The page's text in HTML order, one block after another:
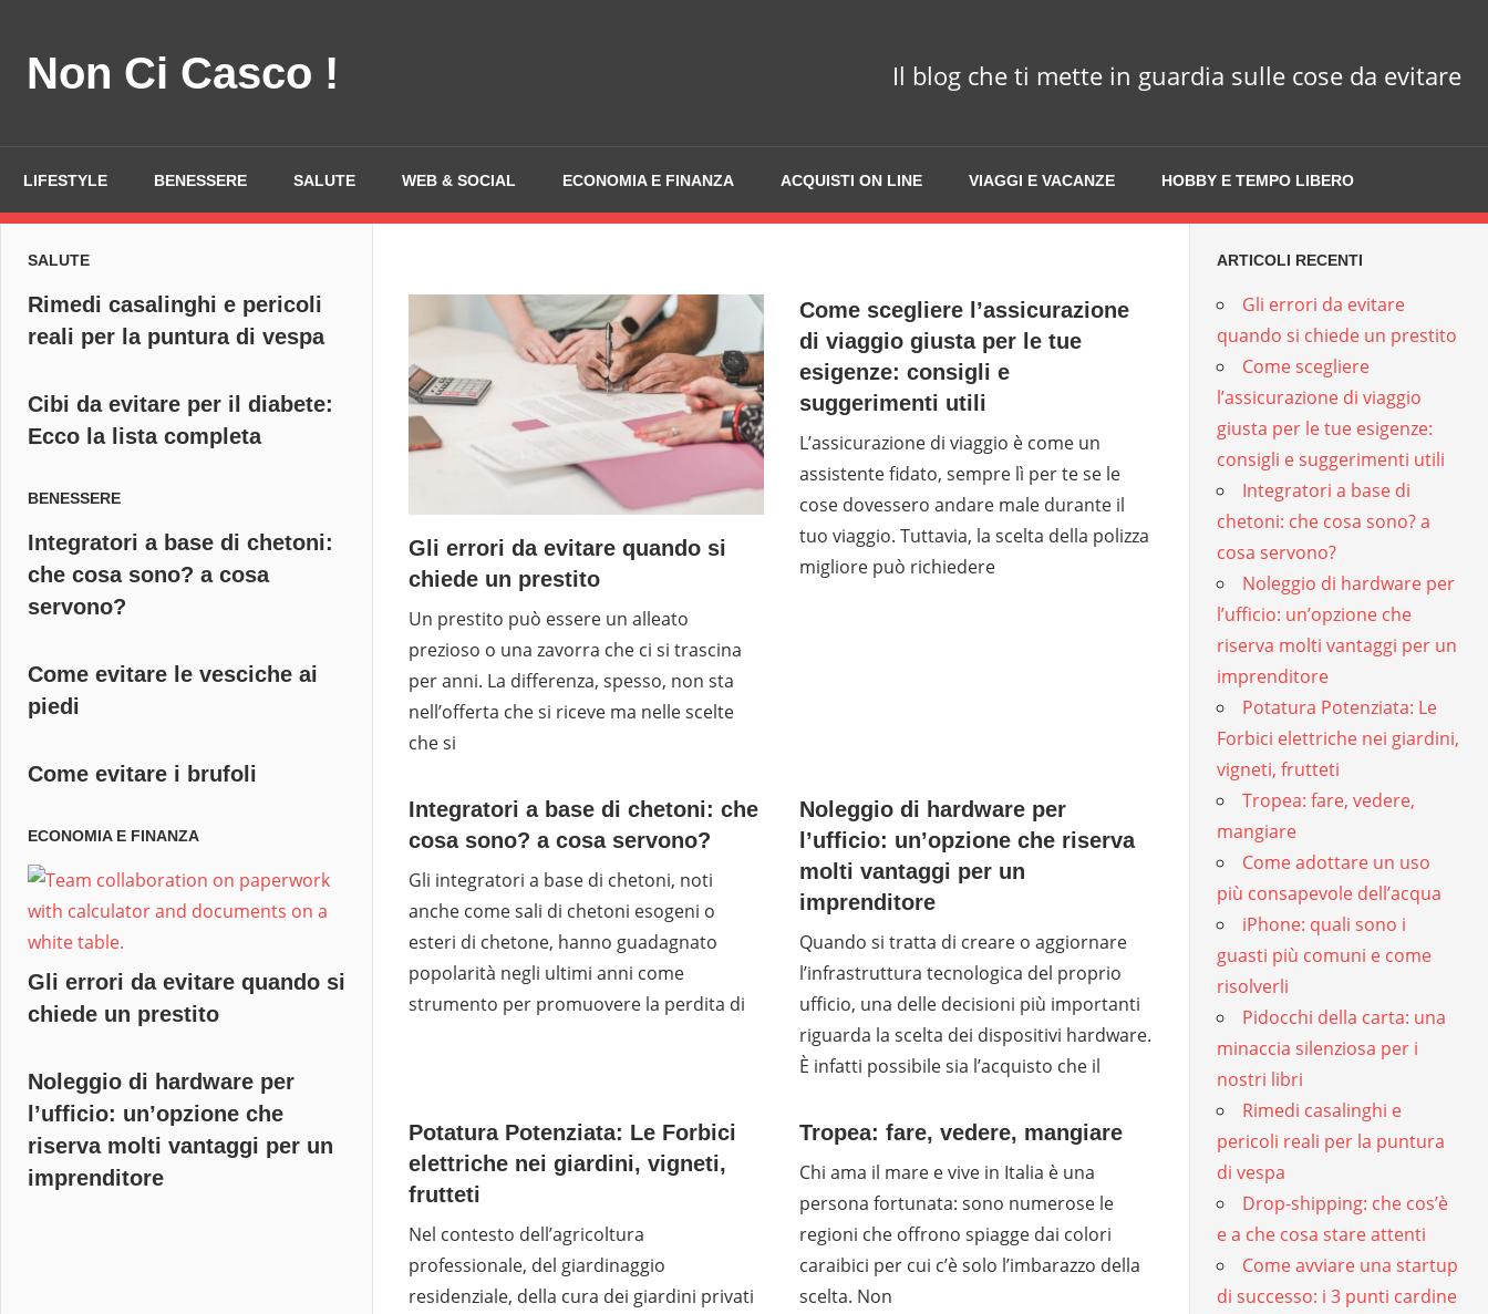
contentNon Ci Casco ! Il blog che ti mette in guardia sulle cose da evitare
LIFESTYLE BENESSERE SALUTE WEB & SOCIAL ECONOMIA E FINANZA ACQUISTI ON LINE VIAGGI E VACANZE HOBBY E TEMPO LIBERO
Gli errori da evitare quando si
chiede un prestito
Un prestito può essere un alleato
prezioso o una zavorra che ci si trascina
per anni. La differenza, spesso, non sta
nell’offerta che si riceve ma nelle scelte
che si
Come scegliere l’assicurazione
di viaggio giusta per le tue
esigenze: consigli e
suggerimenti utili
L’assicurazione di viaggio è come un
assistente fidato, sempre lì per te se le
cose dovessero andare male durante il
tuo viaggio. Tuttavia, la scelta della polizza
migliore può richiedere
Integratori a base di chetoni: che
cosa sono? a cosa servono?
Gli integratori a base di chetoni, noti
anche come sali di chetoni esogeni o
esteri di chetone, hanno guadagnato
popolarità negli ultimi anni come
strumento per promuovere la perdita di
Noleggio di hardware per
l’ufficio: un’opzione che riserva
molti vantaggi per un
imprenditore
Quando si tratta di creare o aggiornare
l’infrastruttura tecnologica del proprio
ufficio, una delle decisioni più importanti
riguarda la scelta dei dispositivi hardware.
È infatti possibile sia l’acquisto che il
Potatura Potenziata: Le Forbici
elettriche nei giardini, vigneti,
frutteti
Nel contesto dell’agricoltura
professionale, del giardinaggio
residenziale, della cura dei giardini privati
Tropea: fare, vedere, mangiare
Chi ama il mare e vive in Italia è una
persona fortunata: sono numerose le
regioni che offrono spiagge dai colori
caraibici per cui c’è solo l’imbarazzo della
scelta. Non
SALUTE
Rimedi casalinghi e pericoli
reali per la puntura di vespa
Cibi da evitare per il diabete:
Ecco la lista completa
BENESSERE
Integratori a base di chetoni:
che cosa sono? a cosa
servono?
Come evitare le vesciche ai
piedi
Come evitare i brufoli
ECONOMIA E FINANZA
Gli errori da evitare quando si
chiede un prestito
Noleggio di hardware per
l’ufficio: un’opzione che
riserva molti vantaggi per un
imprenditore
ARTICOLI RECENTI
Gli errori da evitare
quando si chiede un prestito
Come scegliere
l’assicurazione di viaggio
giusta per le tue esigenze:
consigli e suggerimenti utili
Integratori a base di
chetoni: che cosa sono? a
cosa servono?
Noleggio di hardware per
l’ufficio: un’opzione che
riserva molti vantaggi per un
imprenditore
Potatura Potenziata: Le
Forbici elettriche nei giardini,
vigneti, frutteti
Tropea: fare, vedere,
mangiare
Come adottare un uso
più consapevole dell’acqua
iPhone: quali sono i
guasti più comuni e come
risolverli
Pidocchi della carta: una
minaccia silenziosa per i
nostri libri
Rimedi casalinghi e
pericoli reali per la puntura
di vespa
Drop-shipping: che cos’è
e a che cosa stare attenti
Come avviare una startup
di successo: i 3 punti cardine